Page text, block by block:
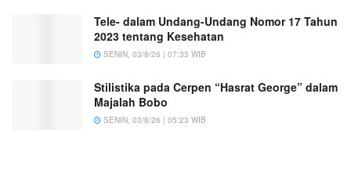
Tele- dalam Undang-Undang Nomor 17 Tahun
2023 tentang Kesehatan
SENIN, 03/8/26 | 07:33 WIB
Stilistika pada Cerpen “Hasrat George” dalam
Majalah Bobo
SENIN, 03/8/26 | 05:23 WIB